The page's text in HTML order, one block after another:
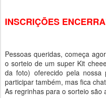
INSCRIÇÕES
Pessoas queridas, começa
o sorteio de um super Kit
da foto) oferecido pela nossa
participar também, mas fica
As regrinhas para o sorteio são